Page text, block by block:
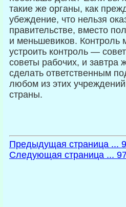
такие же органы, как
убеждение, что нельзя
правительстве, вместо
и мень­шевиков. Контроль
устроить кон­троль —
советы рабочих, и завтра
сделать ответственным
любом из этих
страны.
Предыдущая страница ...
Следующая страница ...